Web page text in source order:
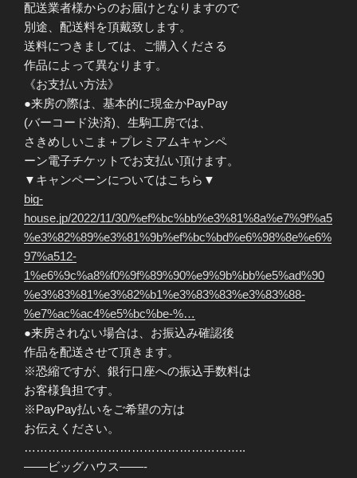
配送業者様からのお届けとなりますので
別途、配送料を頂戴致します。
送料につきましては、ご購入くださる
作品によって異なります。
《お支払い方法》
●来房の際は、基本的に現金かPayPay
(バーコード決済)、生駒工房では、
さきめしいこま＋プレミアムキャンペ
ーン電子チケットでお支払い頂けます。
▼キャンペーンについてはこちら▼
big-
house.jp/2022/11/30/%ef%bc%bb%e3%81%8a%e7%9f%a5
%e3%82%89%e3%81%9b%ef%bc%bd%e6%98%8e%e6%
97%a512-
1%e6%9c%a8%f0%9f%89%90%e9%9b%bb%e5%ad%90
%e3%83%81%e3%82%b1%e3%83%83%e3%83%88-
%e7%ac%ac4%e5%bc%be-%…
●来房されない場合は、お振込み確認後
作品を配送させて頂きます。
※恐縮ですが、銀行口座への振込手数料は
お客様負担です。
※PayPay払いをご希望の方は
お伝えください。
………………………………………………..
——ビッグハウス——-